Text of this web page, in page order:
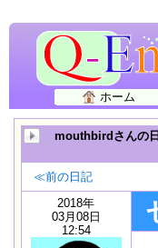
ホーム
mouthbirdさんの
≪前の日記
2018年
03月08日
12:54